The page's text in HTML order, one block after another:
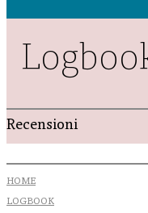
Recensioni
HOME
LOGBOOK